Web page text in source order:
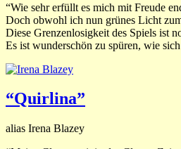
“Wie sehr erfüllt es mich mit Freude
Doch obwohl ich nun grünes Licht
Diese Grenzenlosigkeit des Spiels ist
Es ist wunderschön zu spüren, wie
“Quirlina”
alias Irena Blazey